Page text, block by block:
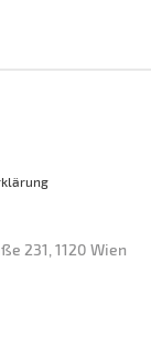
231, 1120 Wien